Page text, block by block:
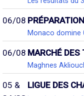
06/08
Monaco domine
06/08 MARCHÉ DES
Maghnes
05 &
LIGUE DES